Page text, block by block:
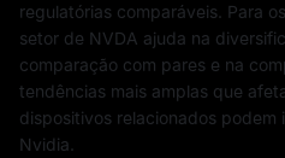
regulatórias comparáveis. Para
setor de NVDA ajuda na
comparação com pares e na
tendências mais amplas que
dispositivos relacionados
Nvidia